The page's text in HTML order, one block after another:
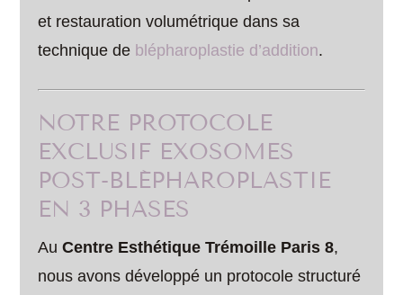
et restauration volumétrique dans sa
technique de blépharoplastie d’addition.
NOTRE PROTOCOLE
EXCLUSIF EXOSOMES
POST-BLÉPHAROPLASTIE
EN 3 PHASES
AuCentre Esthétique Trémoille Paris 8,
nous avons développé un protocole structuré